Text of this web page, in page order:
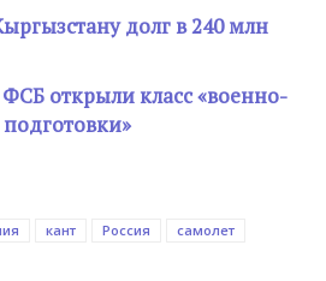
долг в 240 млн
открыли класс «военно-
кант Россия самолет